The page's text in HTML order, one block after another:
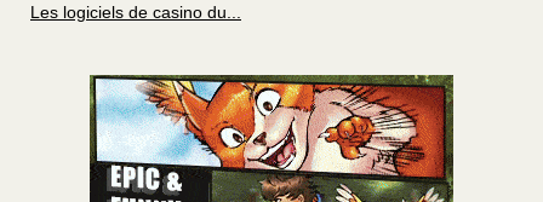
Les logiciels de casino du...